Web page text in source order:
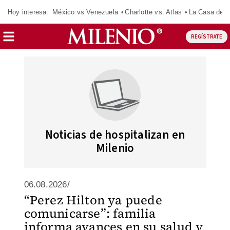
Hoy interesa: México vs Venezuela Charlotte vs. Atlas La Casa de
REGÍSTRATE
Noticias de hospitalizan en
Milenio
06.08.2026/
“Perez Hilton ya puede
comunicarse”: familia